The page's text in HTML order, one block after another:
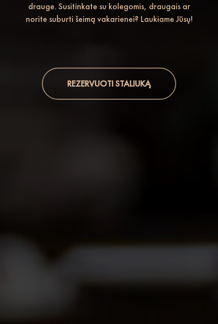
drauge. Susitinkate su kolegomis, draugais ar
norite suburti šeimą vakarienei? Laukiame Jūsų!
REZERVUOTI STALIUKĄ